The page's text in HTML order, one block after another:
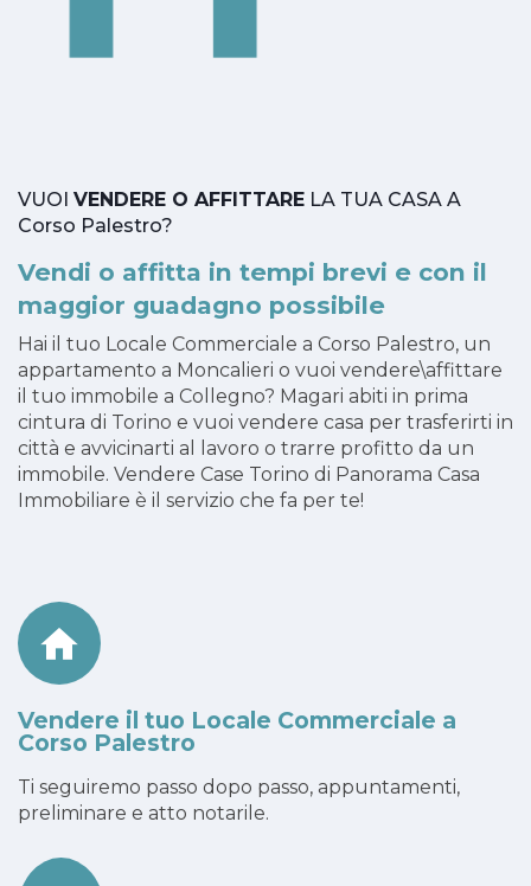
VUOI VENDERE O AFFITTARE LA TUA CASA A
Corso Palestro?
Vendi o affitta in tempi brevi e con il
maggior guadagno possibile
Hai il tuo Locale Commerciale a Corso Palestro, un
appartamento a Moncalieri o vuoi vendere\affittare
il tuo immobile a Collegno? Magari abiti in prima
cintura di Torino e vuoi vendere casa per trasferirti in
città e avvicinarti al lavoro o trarre profitto da un
immobile. Vendere Case Torino di Panorama Casa
Immobiliare è il servizio che fa per te!
Vendere il tuo Locale Commerciale a
Corso Palestro
Ti seguiremo passo dopo passo, appuntamenti,
preliminare e atto notarile.